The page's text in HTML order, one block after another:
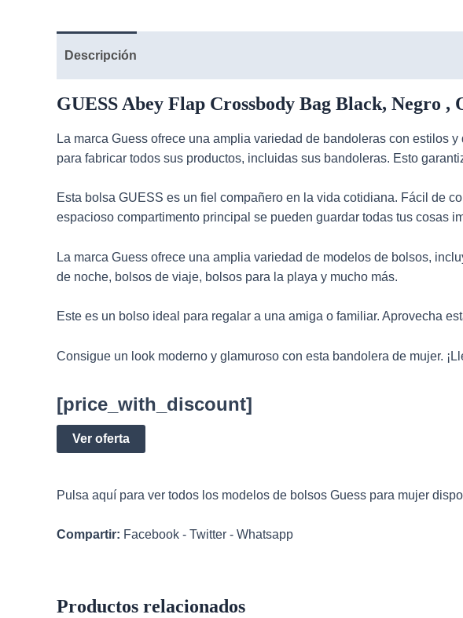
Descripción
GUESS Abey Flap Crossbody Bag Black, Negro ,
La marca Guess ofrece una amplia variedad de bandoleras con estilos y
para fabricar todos sus productos, incluidas sus bandoleras. Esto
Esta bolsa GUESS es un fiel compañero en la vida cotidiana. Fácil de
espacioso compartimento principal se pueden guardar todas tus cosas
La marca Guess ofrece una amplia variedad de modelos de bolsos,
de noche, bolsos de viaje, bolsos para la playa y mucho más.
Este es un bolso ideal para regalar a una amiga o familiar. Aprovecha
Consigue un look moderno y glamuroso con esta bandolera de mujer.
[price_with_discount]
Ver oferta
Pulsa aquí para ver todos los modelos de bolsos Guess para mujer
Compartir: Facebook - Twitter - Whatsapp
Productos relacionados